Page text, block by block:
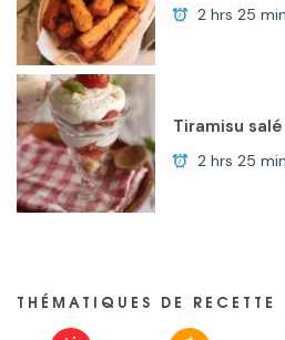
2 hrs 25
Tiramisu
2 hrs 25
THÉMATIQUES DE RECETTE